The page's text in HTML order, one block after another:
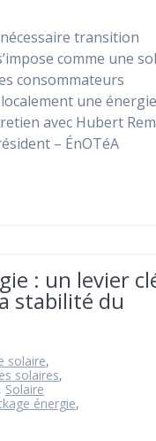
transition
comme une
consommateurs
une énergie
avec Hubert
– ÉnOTéA
: un levier
stabilité du
solaire,
solaires,
Solaire
énergie,